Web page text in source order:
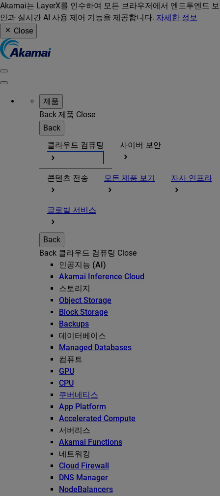
Akamai는 LayerX를 인수하여 모든 브라우저에서 엔드투엔드 보
안과 실시간 AI 사용 제어 기능을 제공합니다. 자세한 정보
Close
제품
Back 제품 Close
Back
클라우드 컴퓨팅
사이버 보안
콘텐츠 전송 모든 제품 보기 자사 인프라
글로벌 서비스
Back
Back 클라우드 컴퓨팅 Close
인공지능 (AI)
Akamai Inference Cloud
스토리지
Object Storage
Block Storage
Backups
데이터베이스
Managed Databases
컴퓨트
GPU
CPU
쿠버네티스
App Platform
Accelerated Compute
서버리스
Akamai Functions
네트워킹
Cloud Firewall
DNS Manager
NodeBalancers